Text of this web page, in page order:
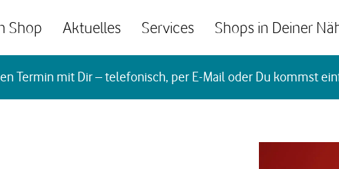
Shop Aktuelles Services Shops in Deiner
Termin mit Dir – telefonisch, per E-Mail oder Du kommst